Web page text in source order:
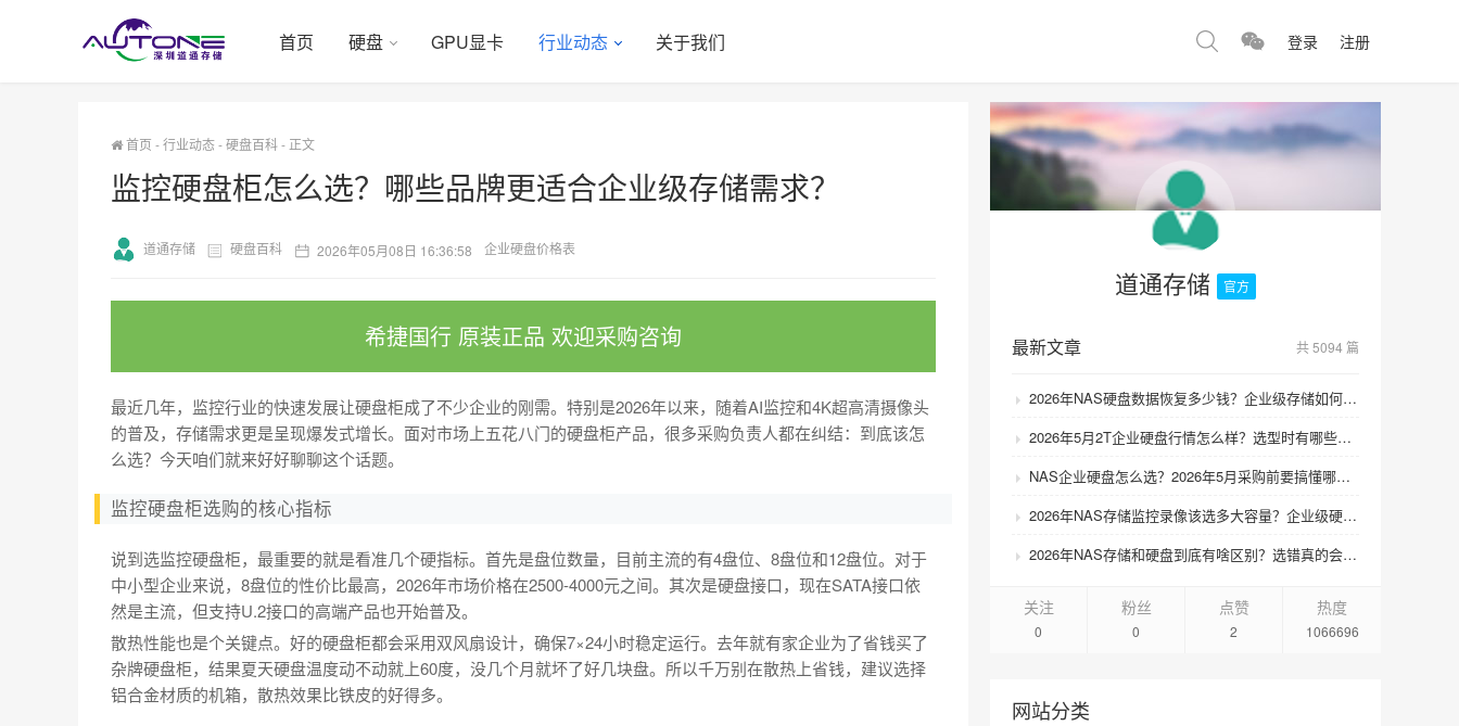
首页 硬盘 GPU显卡 行业动态 关于我们 登录 注册
首页 -行业动态-硬盘百科- 正文
监控硬盘柜怎么选？哪些品牌更适合企业级存储需求？
道通存储 硬盘百科 2026年05月08日 16:36:58 企业硬盘价格表
希捷国行 原装正品 欢迎采购咨询
最近几年，监控行业的快速发展让硬盘柜成了不少企业的刚需。特别是2026年以来，随着AI监控和4K超高清摄像头
的普及，存储需求更是呈现爆发式增长。面对市场上五花八门的硬盘柜产品，很多采购负责人都在纠结：到底该怎
么选？今天咱们就来好好聊聊这个话题。
监控硬盘柜选购的核心指标
说到选监控硬盘柜，最重要的就是看准几个硬指标。首先是盘位数量，目前主流的有4盘位、8盘位和12盘位。对于
中小型企业来说，8盘位的性价比最高，2026年市场价格在2500-4000元之间。其次是硬盘接口，现在SATA接口依
然是主流，但支持U.2接口的高端产品也开始普及。
散热性能也是个关键点。好的硬盘柜都会采用双风扇设计，确保7×24小时稳定运行。去年就有家企业为了省钱买了
杂牌硬盘柜，结果夏天硬盘温度动不动就上60度，没几个月就坏了好几块盘。所以千万别在散热上省钱，建议选择
铝合金材质的机箱，散热效果比铁皮的好得多。
道通存储 官方
最新文章 共 5094 篇
2026年NAS硬盘数据恢复多少钱？企业级存储如何避免数据丢失风险？
2026年5月2T企业硬盘行情怎么样？选型时有哪些避坑技巧？
NAS企业硬盘怎么选？2026年5月采购前要搞懂哪些坑？
2026年NAS存储监控录像该选多大容量？企业级硬盘怎么搭配才划算？
2026年NAS存储和硬盘到底有啥区别？选错真的会后悔吗？
关注
0
粉丝
0
点赞
2
热度
1066696
网站分类